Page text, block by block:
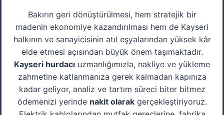
Bakırın geri dönüştürülmesi, hem stratejik bir
madenin ekonomiye kazandırılması hem de Kayseri
halkının ve sanayicisinin atıl eşyalarından yüksek kâr
elde etmesi açısından büyük önem taşımaktadır.
Kayseri hurdacı uzmanlığımızla, nakliye ve yükleme
zahmetine katlanmanıza gerek kalmadan kapınıza
kadar geliyor, analiz ve tartım süreci biter bitmez
ödemenizi yerinde nakit olarakgerçekleştiriyoruz.